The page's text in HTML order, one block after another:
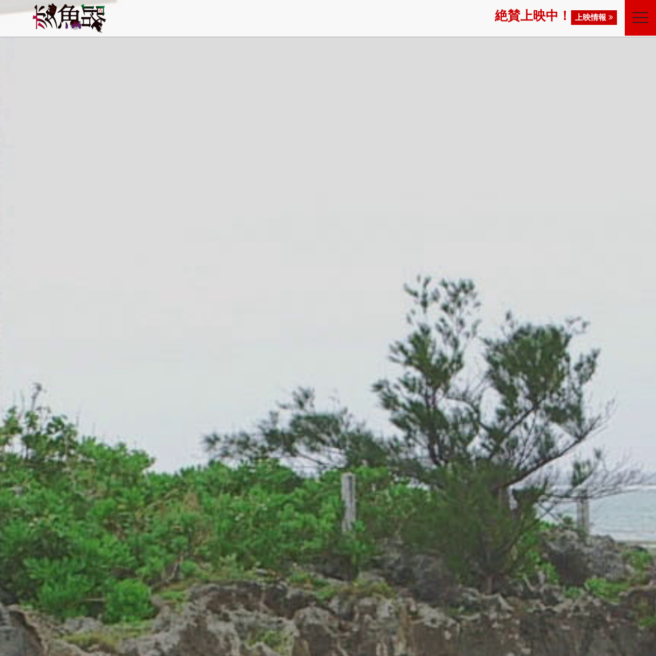
絶賛上映中！ 上映情報